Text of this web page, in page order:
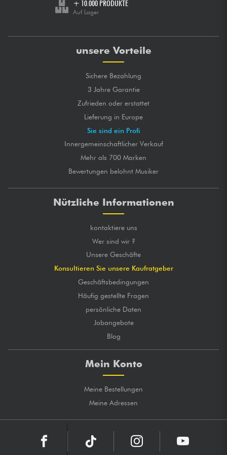
+ 10.000 PRODUKTE
Auf Lager
unsere Vorteile
Sichere Bezahlung
3 Jahre Garantie
Zufrieden oder erstattet
Lieferung in Europe
Sie sind ein Profi
Innergemeinschaftlicher Verkauf
Mehr als 700 Marken
Bewertungen belohnt Musiker
Nützliche Informationen
kontaktiere uns
Wer sind wir ?
Unsere Geschäfte
Konsultieren Sie unsere Kaufratgeber
Geschäftsbedingungen
Häufig gestellte Fragen
persönliche Daten
Jobangebote
Blog
Mein Konto
Meine Bestellungen
Meine Adressen